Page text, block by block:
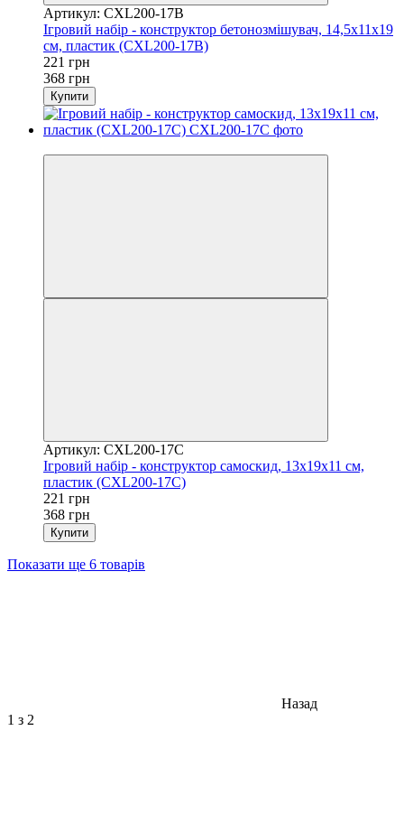
Артикул: CXL200-17B
Ігровий набір - конструктор бетонозмішувач, 14,5x11x19
см, пластик (CXL200-17B)
221 грн
368 грн
Купити
Артикул: CXL200-17C
Ігровий набір - конструктор самоскид, 13x19x11 см,
пластик (CXL200-17C)
221 грн
368 грн
Купити
Показати ще 6 товарів
Назад
1 з 2